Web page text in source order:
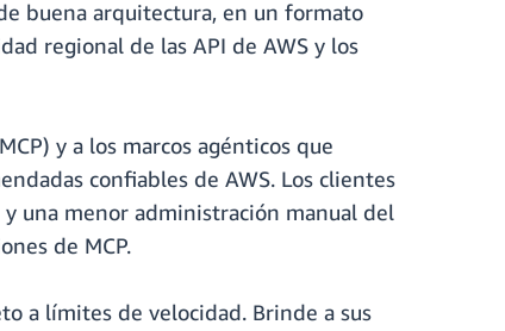
buena arquitectura, en un formato
regional de las API de AWS y los
y a los marcos agénticos que
confiables de AWS. Los clientes
una menor administración manual del
de MCP.
a límites de velocidad. Brinde a sus